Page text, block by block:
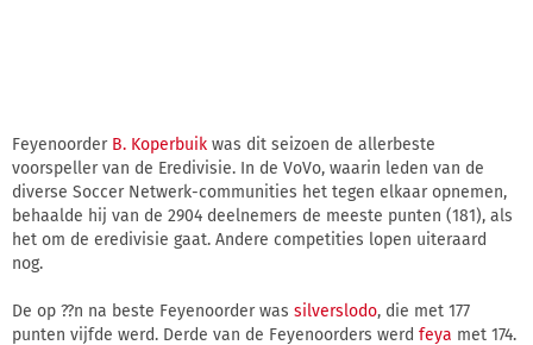
Feyenoorder B. Koperbuik was dit seizoen de allerbeste
voorspeller van de Eredivisie. In de VoVo, waarin leden van de
diverse Soccer Netwerk-communities het tegen elkaar opnemen,
behaalde hij van de 2904 deelnemers de meeste punten (181), als
het om de eredivisie gaat. Andere competities lopen uiteraard
nog.
De op ??n na beste Feyenoorder was silverslodo, die met 177
punten vijfde werd. Derde van de Feyenoorders werd feya met 174.